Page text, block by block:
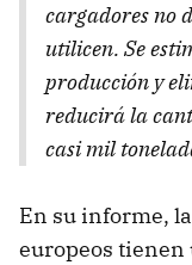
cargadores no
utilicen. Se
producción y
reducirá la
casi mil
En su informe,
europeos tienen